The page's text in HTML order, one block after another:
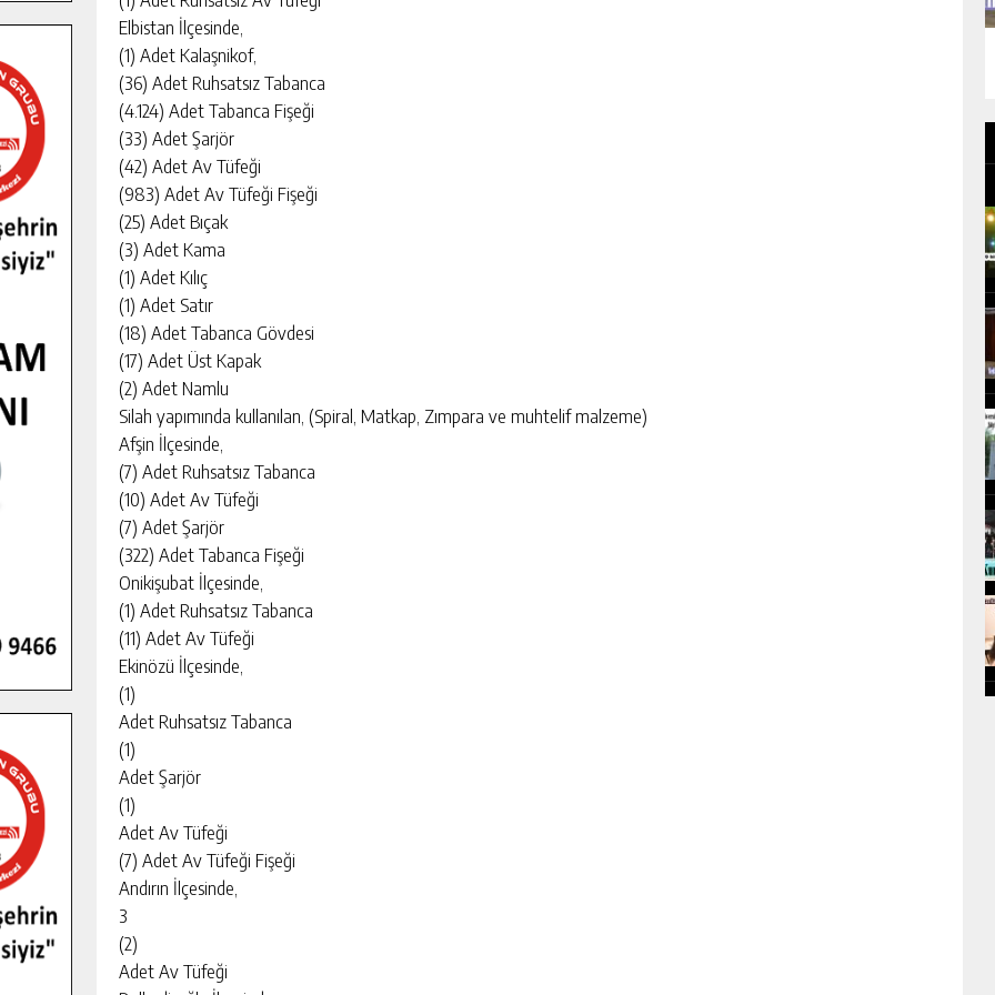
Elbistan İlçesinde,
(1) Adet Kalaşnikof,
(36) Adet Ruhsatsız Tabanca
(4.124) Adet Tabanca Fişeği
(33) Adet Şarjör
(42) Adet Av Tüfeği
(983) Adet Av Tüfeği Fişeği
(25) Adet Bıçak
(3) Adet Kama
(1) Adet Kılıç
(1) Adet Satır
(18) Adet Tabanca Gövdesi
(17) Adet Üst Kapak
(2) Adet Namlu
Silah yapımında kullanılan, (Spiral, Matkap, Zımpara ve muhtelif malzeme)
Afşin İlçesinde,
(7) Adet Ruhsatsız Tabanca
(10) Adet Av Tüfeği
(7) Adet Şarjör
(322) Adet Tabanca Fişeği
Onikişubat İlçesinde,
(1) Adet Ruhsatsız Tabanca
(11) Adet Av Tüfeği
Ekinözü İlçesinde,
(1)
Adet Ruhsatsız Tabanca
(1)
Adet Şarjör
(1)
Adet Av Tüfeği
(7) Adet Av Tüfeği Fişeği
Andırın İlçesinde,
3
(2)
Adet Av Tüfeği